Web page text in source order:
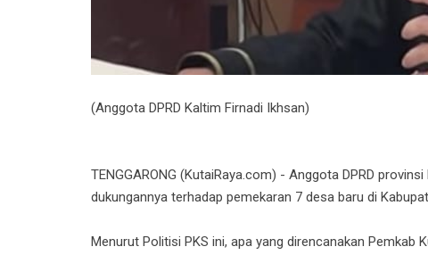
(Anggota DPRD Kaltim Firnadi Ikhsan)
TENGGARONG (KutaiRaya.com) - Anggota DPRD
dukungannya terhadap pemekaran 7 desa baru di
Menurut Politisi PKS ini, apa yang direncanakan Pemkab